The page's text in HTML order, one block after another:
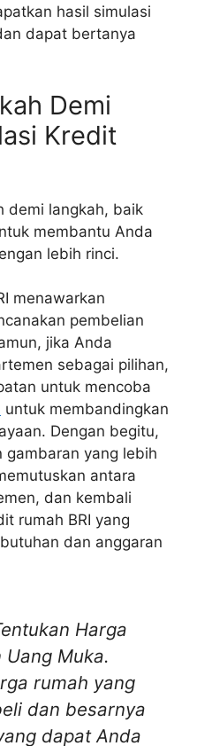
hasil simulasi
dapat bertanya
Demi
Kredit
demi langkah, baik
membantu Anda
lebih rinci.
menawarkan
pembelian
jika Anda
sebagai pilihan,
untuk mencoba
untuk membandingkan
Dengan begitu,
yang lebih
antara
dan kembali
rumah BRI yang
dan anggaran
Harga
Muka.
rumah yang
dan besarnya
dapat Anda